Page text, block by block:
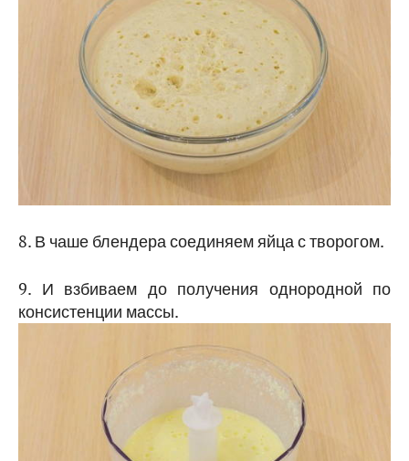
8. В чаше блендера соединяем яйца с творогом.
9. И взбиваем до получения однородной по
консистенции массы.